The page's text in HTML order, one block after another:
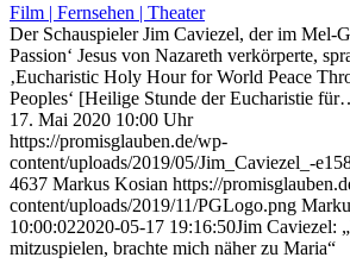
Film | Fernsehen | Theater
Der Schauspieler Jim Caviezel, der im Mel-
Passion‘ Jesus von Nazareth verkörperte,
‚Eucharistic Holy Hour for World Peace
Peoples‘ [Heilige Stunde der Eucharistie
17. Mai 2020 10:00 Uhr
https://promisglauben.de/wp-
content/uploads/2019/05/Jim_Caviezel_-
4637 Markus Kosian https://
content/uploads/2019/11/PGLogo.png
10:00:022020-05-17 19:16:50Jim Caviezel:
mitzuspielen, brachte mich näher zu Maria“